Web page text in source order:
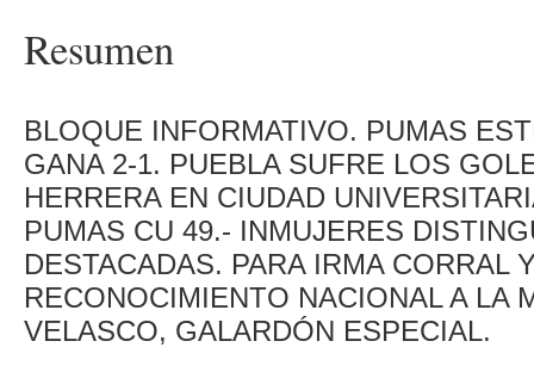
Resumen
BLOQUE INFORMATIVO. PUMAS
GANA 2-1. PUEBLA SUFRE LOS
HERRERA EN CIUDAD
PUMAS CU 49.- INMUJERES
DESTACADAS. PARA IRMA CORRAL
RECONOCIMIENTO NACIONAL A LA
VELASCO, GALARDÓN ESPECIAL.